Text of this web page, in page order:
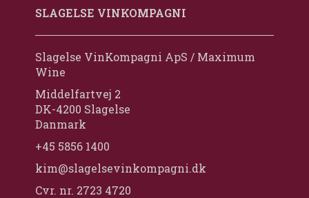
SLAGELSE VINKOMPAGNI
Slagelse VinKompagni ApS / Maximum
Wine
Middelfartvej 2
DK-4200 Slagelse
Danmark
+45 5856 1400
kim@slagelsevinkompagni.dk
Cvr. nr. 2723 4720